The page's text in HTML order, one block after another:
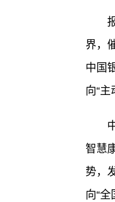
界，
中国
向“主
智慧
势，
向“全